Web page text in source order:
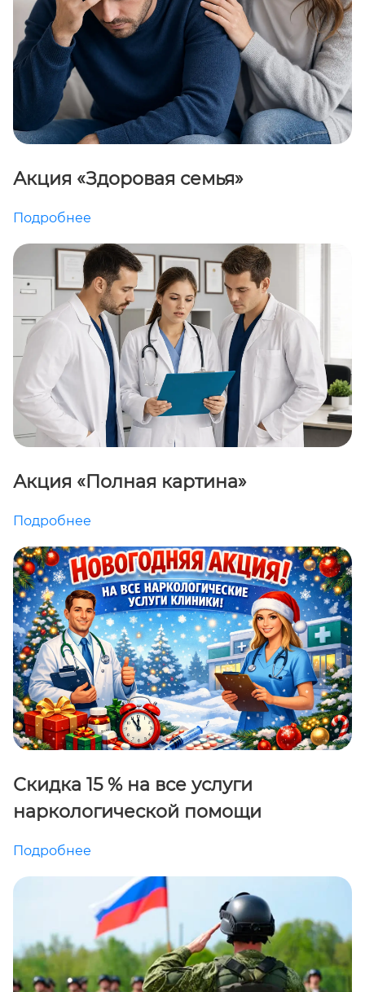
Акция «Здоровая семья»
Подробнее
Акция «Полная картина»
Подробнее
Скидка 15 % на все услуги
наркологической помощи
Подробнее